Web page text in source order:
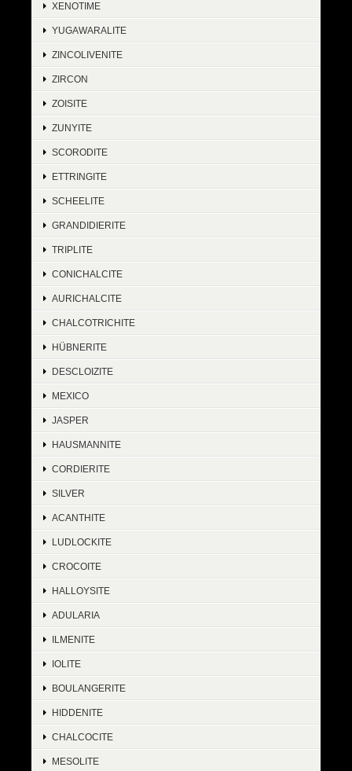
XENOTIME
YUGAWARALITE
ZINCOLIVENITE
ZIRCON
ZOISITE
ZUNYITE
SCORODITE
ETTRINGITE
SCHEELITE
GRANDIDIERITE
TRIPLITE
CONICHALCITE
AURICHALCITE
CHALCOTRICHITE
HÜBNERITE
DESCLOIZITE
MEXICO
JASPER
HAUSMANNITE
CORDIERITE
SILVER
ACANTHITE
LUDLOCKITE
CROCOITE
HALLOYSITE
ADULARIA
ILMENITE
IOLITE
BOULANGERITE
HIDDENITE
CHALCOCITE
MESOLITE